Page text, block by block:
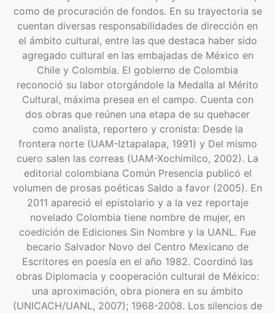
como de procuración de fondos. En su trayectoria se
cuentan diversas responsabilidades de dirección en
el ámbito cultural, entre las que destaca haber sido
agregado cultural en las embajadas de México en
Chile y Colombia. El gobierno de Colombia
reconoció su labor otorgándole la Medalla al Mérito
Cultural, máxima presea en el campo. Cuenta con
dos obras que reúnen una etapa de su quehacer
como analista, reportero y cronista: Desde la
frontera norte (UAM-Iztapalapa, 1991) y Del mismo
cuero salen las correas (UAM-Xochimilco, 2002). La
editorial colombiana Común Presencia publicó el
volumen de prosas poéticas Saldo a favor (2005). En
2011 apareció el epistolario y a la vez reportaje
novelado Colombia tiene nombre de mujer, en
coedición de Ediciones Sin Nombre y la UANL. Fue
becario Salvador Novo del Centro Mexicano de
Escritores en poesía en el año 1982. Coordinó las
obras Diplomacia y cooperación cultural de México:
una aproximación, obra pionera en su ámbito
(UNICACH/UANL, 2007); 1968-2008. Los silencios de